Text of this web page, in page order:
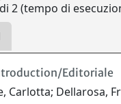
2 (tempo di
Editoriale
Carlotta; Dellarosa,